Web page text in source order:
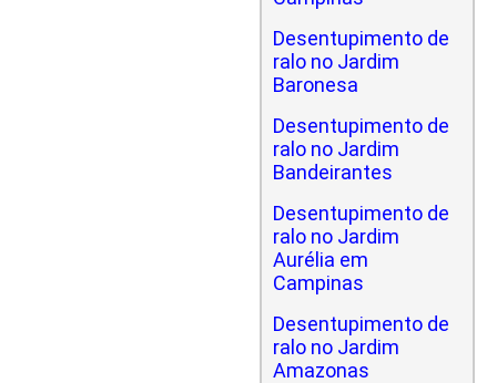
Desentupimento de
ralo no Jardim
Baronesa
Desentupimento de
ralo no Jardim
Bandeirantes
Desentupimento de
ralo no Jardim
Aurélia em
Campinas
Desentupimento de
ralo no Jardim
Amazonas